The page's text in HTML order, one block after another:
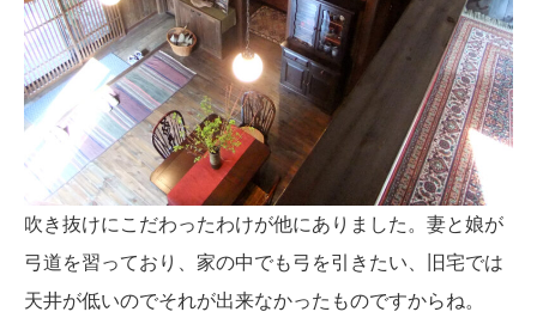
吹き抜けにこだわったわけが他にありました。妻と娘が
弓道を習っており、家の中でも弓を引きたい、旧宅では
天井が低いのでそれが出来なかったものですからね。